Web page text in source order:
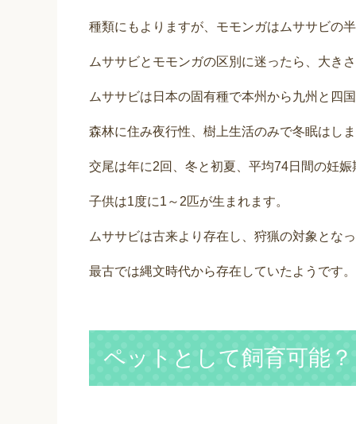
種類にもよりますが、モモンガはムササビの
ムササビとモモンガの区別に迷ったら、大き
ムササビは日本の固有種で本州から九州と四
森林に住み夜行性、樹上生活のみで冬眠はしま
交尾は年に2回、冬と初夏、平均74日間の妊娠
子供は1度に1～2匹が生まれます。
ムササビは古来より存在し、狩猟の対象となっ
最古では縄文時代から存在していたようです。
ペットとして飼育可能？